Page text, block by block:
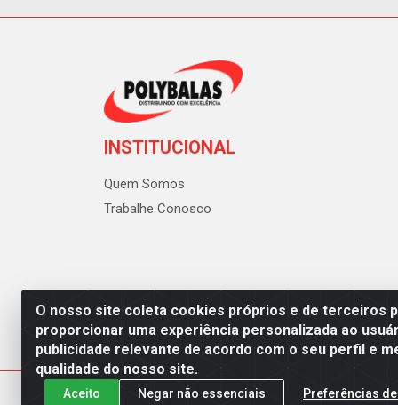
O nosso site coleta cookies próprios e de terceiros
proporcionar uma experiência personalizada ao
publicidade relevante de acordo com o seu perfil e
qualidade do nosso site.
Aceito Negar não essenciais Preferências
INSTITUCIONAL
Quem Somos
Trabalhe Conosco
Polybalas - Rua João Miguel